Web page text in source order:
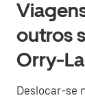
outros
Orry-
Deslocar-se